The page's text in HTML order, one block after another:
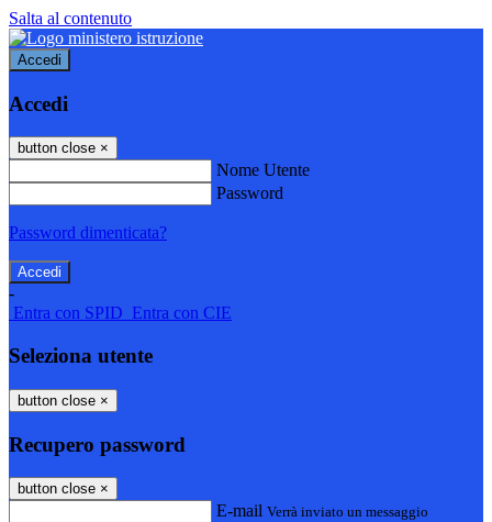
Salta al contenuto
Accedi
Accedi
button close ×
Nome Utente
Password
Password dimenticata?
-
Entra con SPID Entra con CIE
Seleziona utente
button close ×
Recupero password
button close ×
E-mail Verrà inviato un messaggio